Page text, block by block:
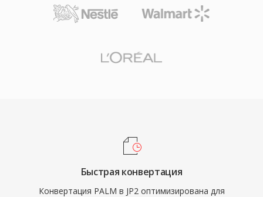
Быстрая конвертация
Конвертация PALM в JP2 оптимизирована для